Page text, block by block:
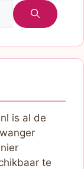
is al de
te